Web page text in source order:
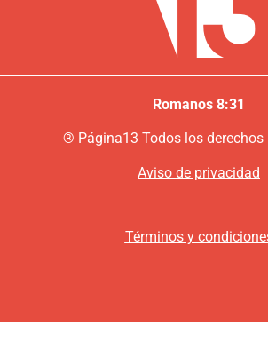
Romanos 8:31
® Página13 Todos los derechos
Aviso de privacidad
Términos y